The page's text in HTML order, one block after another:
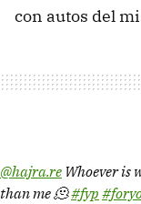
con autos del
@hajra.re Whoever is
than me 🫠#fyp